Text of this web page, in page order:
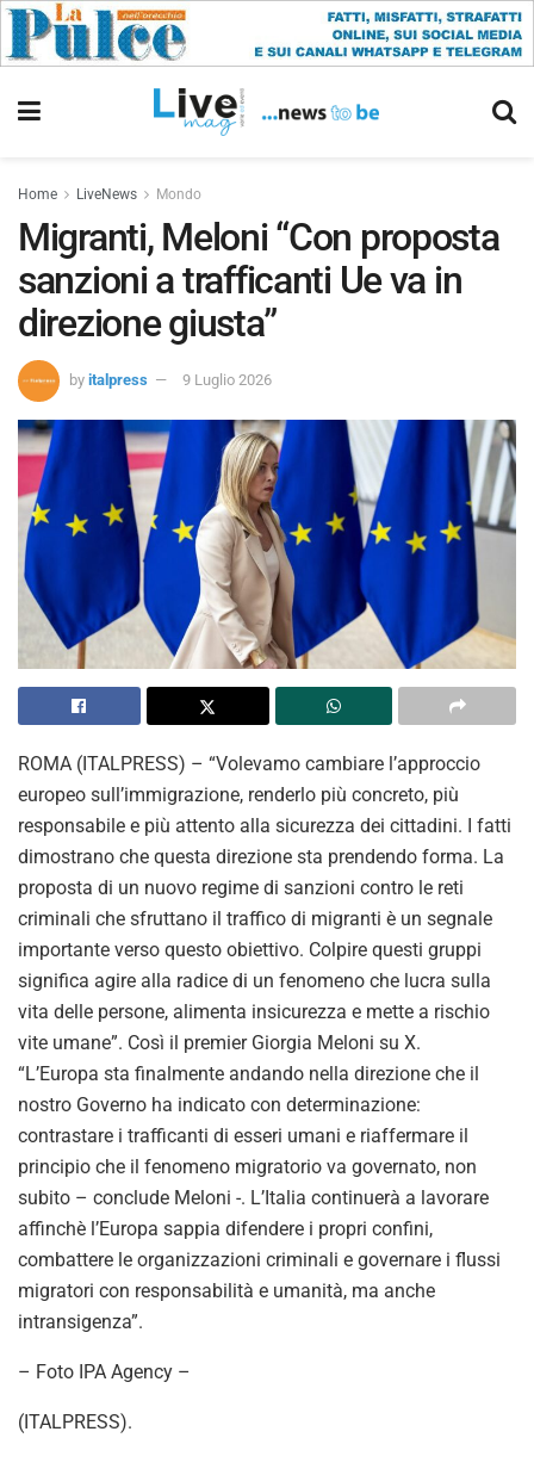
Home LiveNews Mondo
Migranti, Meloni “Con proposta
sanzioni a trafficanti Ue va in
direzione giusta”
by italpress 9 Luglio 2026
ROMA (ITALPRESS) – “Volevamo cambiare l’approccio
europeo sull’immigrazione, renderlo più concreto, più
responsabile e più attento alla sicurezza dei cittadini. I fatti
dimostrano che questa direzione sta prendendo forma. La
proposta di un nuovo regime di sanzioni contro le reti
criminali che sfruttano il traffico di migranti è un segnale
importante verso questo obiettivo. Colpire questi gruppi
significa agire alla radice di un fenomeno che lucra sulla
vita delle persone, alimenta insicurezza e mette a rischio
vite umane”. Così il premier Giorgia Meloni su X.
“L’Europa sta finalmente andando nella direzione che il
nostro Governo ha indicato con determinazione:
contrastare i trafficanti di esseri umani e riaffermare il
principio che il fenomeno migratorio va governato, non
subito – conclude Meloni -. L’Italia continuerà a lavorare
affinchè l’Europa sappia difendere i propri confini,
combattere le organizzazioni criminali e governare i flussi
migratori con responsabilità e umanità, ma anche
intransigenza”.
– Foto IPA Agency –
(ITALPRESS).